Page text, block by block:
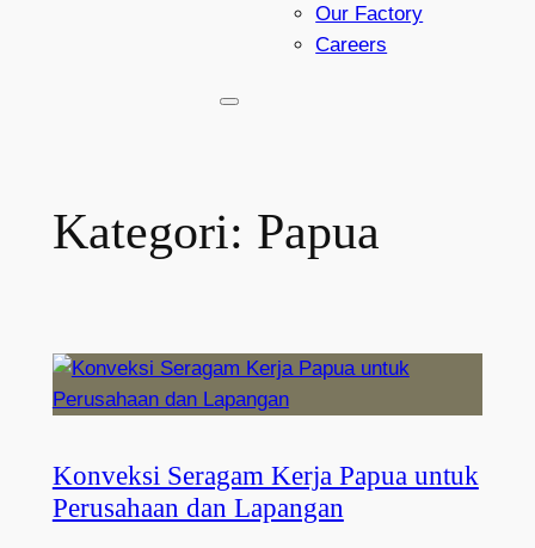
Our Factory
Careers
Kategori: Papua
Konveksi Seragam Kerja Papua untuk
Perusahaan dan Lapangan